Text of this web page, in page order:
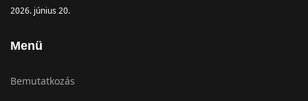
2026. június 20.
Menü
Bemutatkozás